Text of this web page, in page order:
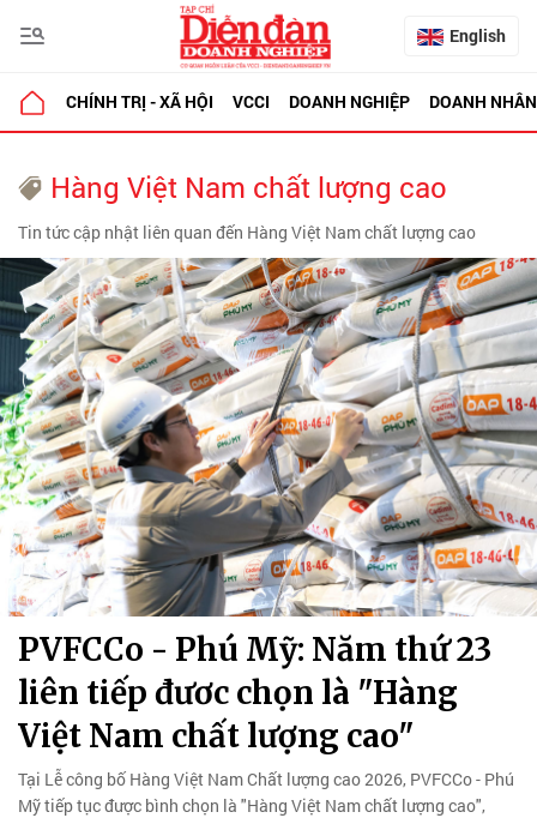
English
CHÍNH TRỊ - XÃ HỘI VCCI DOANH NGHIỆP DOANH NHÂN
Hàng Việt Nam chất lượng cao
Tin tức cập nhật liên quan đến Hàng Việt Nam chất lượng cao
PVFCCo - Phú Mỹ: Năm thứ 23
liên tiếp đươc chọn là "Hàng
Việt Nam chất lượng cao"
Tại Lễ công bố Hàng Việt Nam Chất lượng cao 2026, PVFCCo - Phú
Mỹ tiếp tục được bình chọn là "Hàng Việt Nam chất lượng cao",